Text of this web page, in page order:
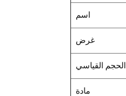
اسم
غرض
الحجم القياسي
مادة